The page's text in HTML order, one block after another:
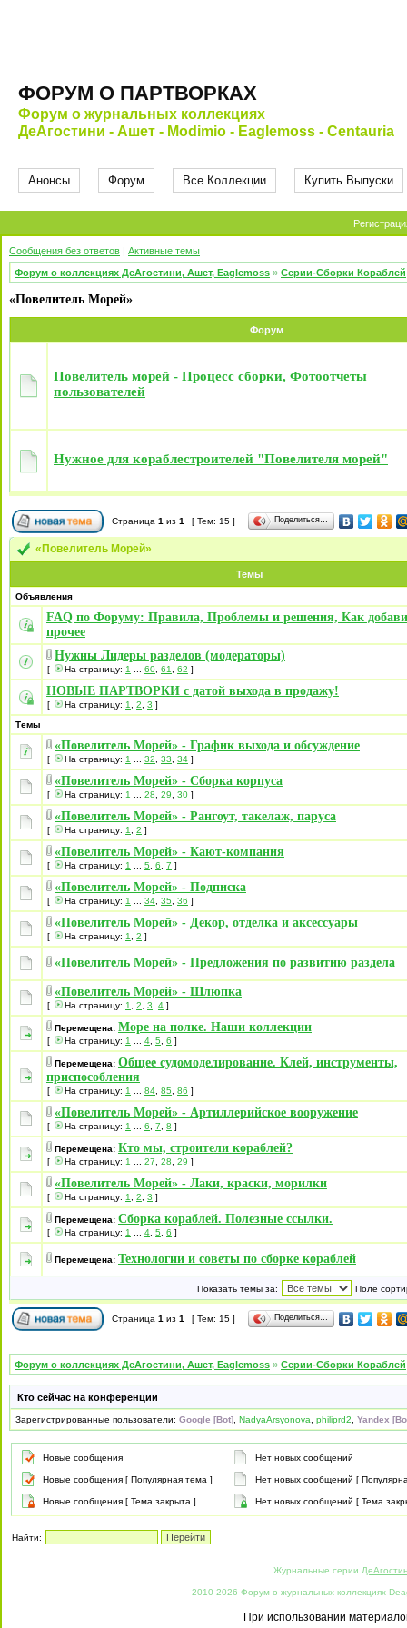
ФОРУМ О ПАРТВОРКАХ
Форум о журнальных коллекциях
ДеАгостини - Ашет - Modimio - Eaglemoss - Centauria
Анонсы Форум Все Коллекции Купить Выпуски
Сообщения без ответов | Активные темы
Форум о коллекциях ДеАгостини, Ашет, Eaglemoss » Серии-Сборки Кораблей
«Повелитель Морей»
Форум
Повелитель морей - Процесс сборки, Фотоотчеты
пользователей
Нужное для кораблестроителей "Повелителя морей"
Страница 1 из 1 [ Тем: 15 ] Поделиться…
«Повелитель Морей»
Темы
Объявления
FAQ по Форуму: Правила, Проблемы и решения, Как
прочее
Нужны Лидеры разделов (модераторы)
[ На страницу: 1 60 61 62 ]
НОВЫЕ ПАРТВОРКИ с датой выхода в продажу!
[ На страницу: 1 2 3 ]
Темы
«Повелитель Морей» - График выхода и обсуждение
[ На страницу: 1 32 33 34 ]
«Повелитель Морей» - Сборка корпуса
[ На страницу: 1 28 29 30 ]
«Повелитель Морей» - Рангоут, такелаж, паруса
[ На страницу: 1 2 ]
«Повелитель Морей» - Кают-компания
[ На страницу: 1 5 6 7 ]
«Повелитель Морей» - Подписка
[ На страницу: 1 34 35 36 ]
«Повелитель Морей» - Декор, отделка и аксессуары
[ На страницу: 1 2 ]
«Повелитель Морей» - Предложения по развитию раздела
«Повелитель Морей» - Шлюпка
[ На страницу: 1 2 3 4 ]
Перемещена: Море на полке. Наши коллекции
[ На страницу: 1 4 5 6 ]
Перемещена: Общее судомоделирование. Клей, инструменты,
приспособления
[ На страницу: 1 84 85 86 ]
«Повелитель Морей» - Артиллерийское вооружение
[ На страницу: 1 6 7 8 ]
Перемещена: Кто мы, строители кораблей?
[ На страницу: 1 27 28 29 ]
«Повелитель Морей» - Лаки, краски, морилки
[ На страницу: 1 2 3 ]
Перемещена: Сборка кораблей. Полезные ссылки.
[ На страницу: 1 4 5 6 ]
Перемещена: Технологии и советы по сборке кораблей
Показать темы за: Поле
Страница 1 из 1 [ Тем: 15 ] Поделиться…
Форум о коллекциях ДеАгостини, Ашет, Eaglemoss » Серии-Сборки Кораблей
Кто сейчас на конференции
Зарегистрированные пользователи: Google [Bot] NadyaArsyonova philiprd2 Yandex
Новые сообщения Нет новых сообщений
Новые сообщения [ Популярная тема ] Нет новых сообщений [
Новые сообщения [ Тема закрыта ] Нет новых сообщений [ Тема
Найти:
Журнальные серии
2010-2026 Форум о журнальных коллекциях
При использовании